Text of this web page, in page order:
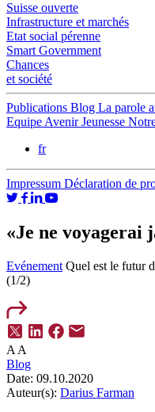
Suisse ouverte
Infrastructure et marchés
Etat social pérenne
Smart Government
Chances
et société
Publications Blog La parole
Equipe Avenir Jeunesse
fr
Impressum Déclaration de
«Je ne voyagerai
Evénement Quel est le futur
(1/2)
A A
Blog
Date: 09.10.2020
Auteur(s): Darius Farman